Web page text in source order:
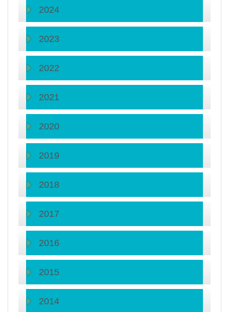
2024
2023
2022
2021
2020
2019
2018
2017
2016
2015
2014